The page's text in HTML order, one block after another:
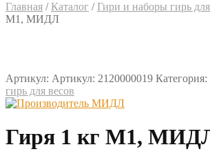
Главная / Каталог / Гири и наборы гирь
М1, МИДЛ
Артикул: Артикул: 2120000019 Категория:
гирь для весов
Гиря 1 кг М1,